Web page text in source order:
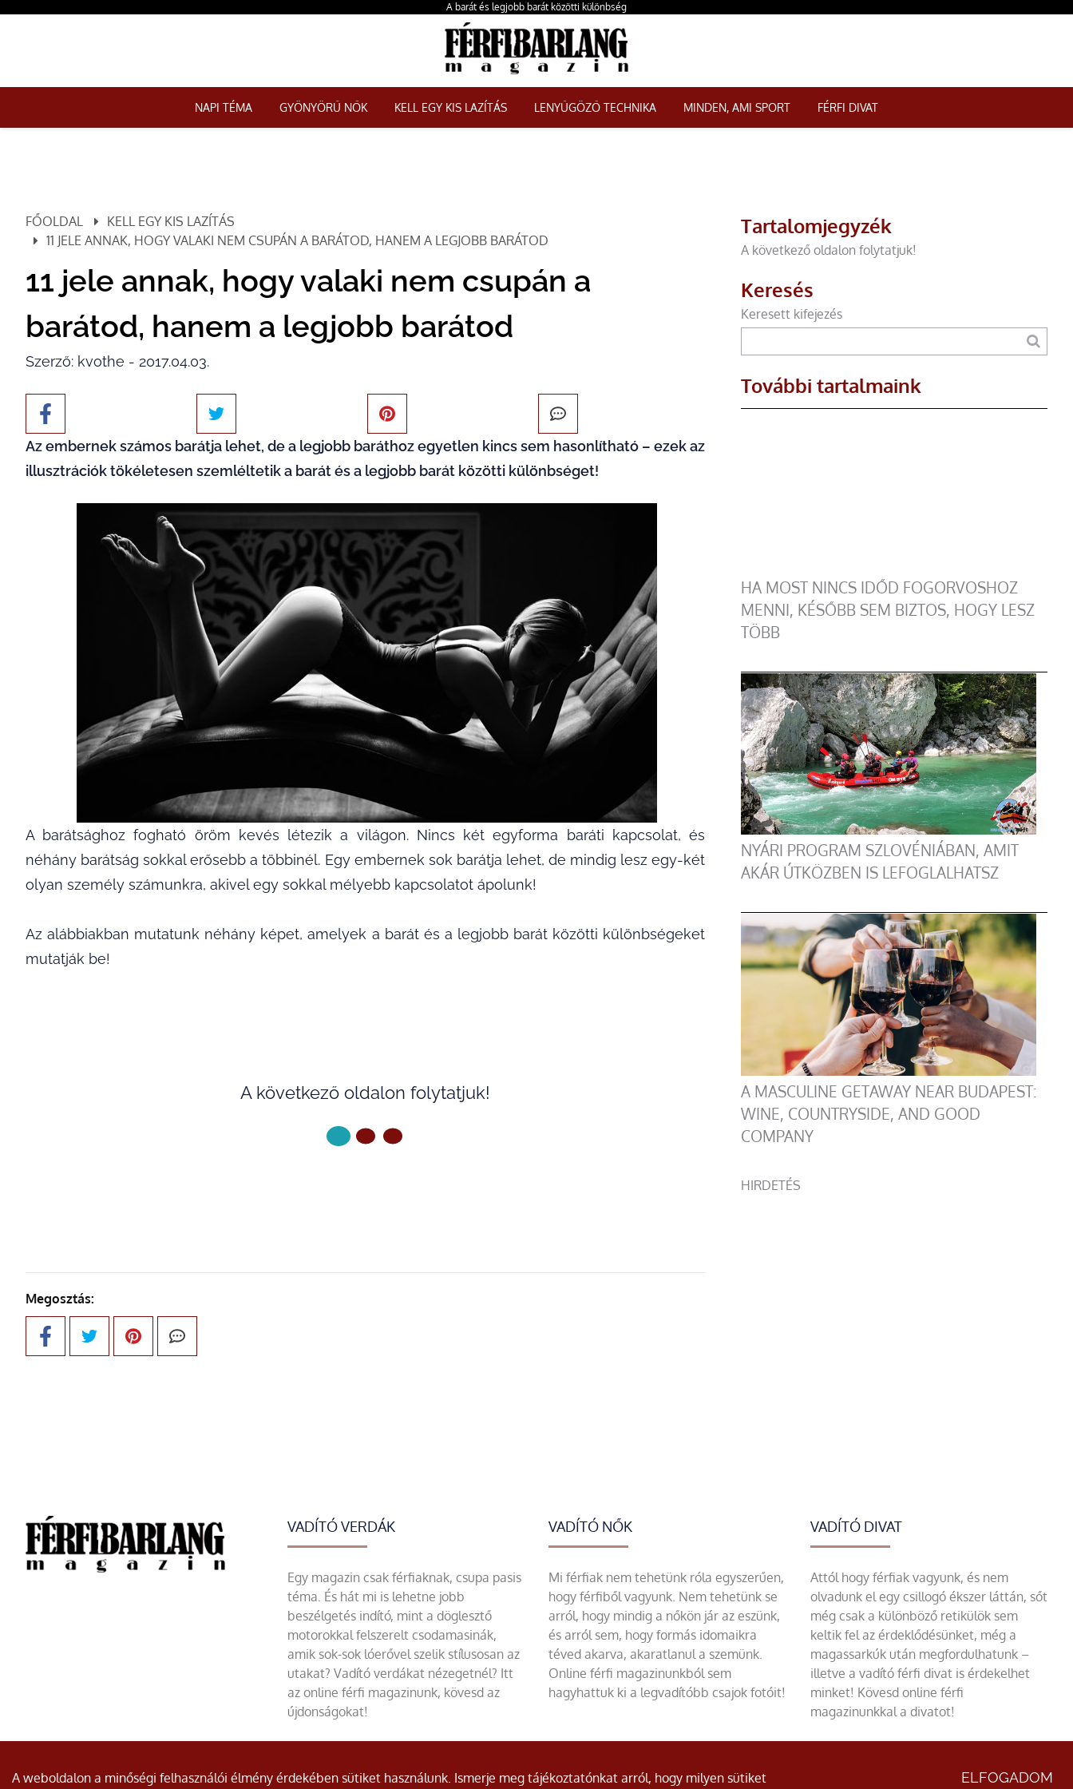
A barát és legjobb barát közötti különbség
NAPI TÉMA GYÖNYÖRŰ NŐK KELL EGY KIS LAZÍTÁS LENYŰGÖZŐ TECHNIKA MINDEN, AMI SPORT FÉRFI DIVAT
FŐOLDAL
KELL EGY KIS LAZÍTÁS
11 JELE ANNAK, HOGY VALAKI NEM CSUPÁN A BARÁTOD, HANEM A LEGJOBB BARÁTOD
11 jele annak, hogy valaki nem csupán a
barátod, hanem a legjobb barátod
Szerző: kvothe - 2017.04.03.
Az embernek számos barátja lehet, de a legjobb baráthoz egyetlen kincs sem hasonlítható – ezek az
illusztrációk tökéletesen szemléltetik a barát és a legjobb barát közötti különbséget!
A barátsághoz fogható öröm kevés létezik a világon. Nincs két egyforma baráti kapcsolat, és
néhány barátság sokkal erősebb a többinél. Egy embernek sok barátja lehet, de mindig lesz egy-két
olyan személy számunkra, akivel egy sokkal mélyebb kapcsolatot ápolunk!
Az alábbiakban mutatunk néhány képet, amelyek a barát és a legjobb barát közötti különbségeket
mutatják be!
A következő oldalon folytatjuk!
Megosztás:
Tartalomjegyzék
A következő oldalon folytatjuk!
Keresés
Keresett kifejezés
További tartalmaink
HA MOST NINCS IDŐD FOGORVOSHOZ
MENNI, KÉSŐBB SEM BIZTOS, HOGY LESZ
TÖBB
NYÁRI PROGRAM SZLOVÉNIÁBAN, AMIT
AKÁR ÚTKÖZBEN IS LEFOGLALHATSZ
A MASCULINE GETAWAY NEAR BUDAPEST:
WINE, COUNTRYSIDE, AND GOOD
COMPANY
HIRDETÉS
VADÍTÓ VERDÁK
Egy magazin csak férfiaknak, csupa pasis
téma. És hát mi is lehetne jobb
beszélgetés indító, mint a döglesztő
motorokkal felszerelt csodamasinák,
amik sok-sok lóerővel szelik stílusosan az
utakat? Vadító verdákat nézegetnél? Itt
az online férfi magazinunk, kövesd az
újdonságokat!
VADÍTÓ NŐK
Mi férfiak nem tehetünk róla egyszerűen,
hogy férfiből vagyunk. Nem tehetünk se
arról, hogy mindig a nőkön jár az eszünk,
és arról sem, hogy formás idomaikra
téved akarva, akaratlanul a szemünk.
Online férfi magazinunkból sem
hagyhattuk ki a legvadítóbb csajok fotóit!
VADÍTÓ DIVAT
Attól hogy férfiak vagyunk, és nem
olvadunk el egy csillogó ékszer láttán, sőt
még csak a különböző retikülök sem
keltik fel az érdeklődésünket, még a
magassarkúk után megfordulhatunk –
illetve a vadító férfi divat is érdekelhet
minket! Kövesd online férfi
magazinunkkal a divatot!
© Minden jog fenntartva. Adatvédelmi nyilatkozat
A weboldalon a minőségi felhasználói élmény érdekében sütiket használunk. Ismerje meg tájékoztatónkat arról, hogy milyen sütiket ELFOGADOM